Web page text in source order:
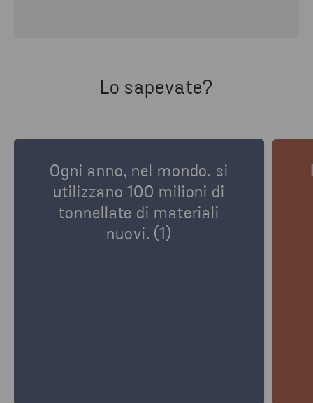
Lo sapevate?
Ogni anno, nel mondo, si
utilizzano 100 milioni di
tonnellate di materiali
nuovi. (1)